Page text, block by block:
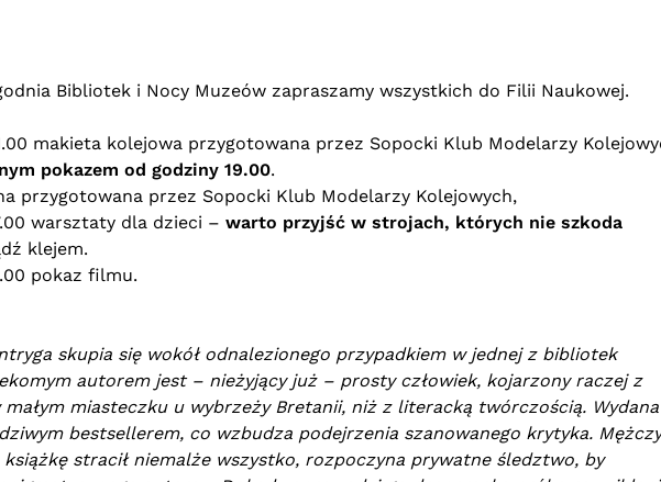
Bibliotek i Nocy Muzeów zapraszamy wszystkich do Filii Naukowej.
makieta kolejowa przygotowana przez Sopocki Klub Modelarzy
pokazem od godziny 19.00.
przygotowana przez Sopocki Klub Modelarzy Kolejowych,
warsztaty dla dzieci – warto przyjść w strojach, których nie szkoda
klejem.
pokaz filmu.
skupia się wokół odnalezionego przypadkiem w jednej z bibliotek
autorem jest – nieżyjący już – prosty człowiek, kojarzony raczej z
miasteczku u wybrzeży Bretanii, niż z literacką twórczością. Wydana
bestsellerem, co wzbudza podejrzenia szanowanego krytyka.
stracił niemalże wszystko, rozpoczyna prywatne śledztwo, by